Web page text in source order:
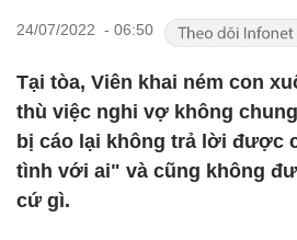
24/07/2022 - 06:50
Tại tòa, Viên khai ném con
thù việc nghi vợ không
bị cáo lại không trả lời được
tình với ai" và cũng không
cứ gì.